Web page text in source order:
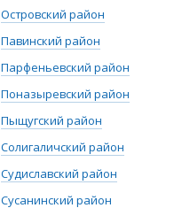
Островский район
Павинский район
Парфеньевский район
Поназыревский район
Пыщугский район
Солигаличский район
Судиславский район
Сусанинский район